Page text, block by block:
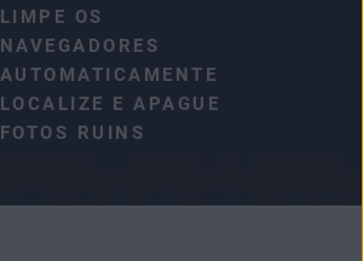
LIMPE OS
NAVEGADORES
AUTOMATICAMENTE
LOCALIZE E APAGUE
FOTOS RUINS